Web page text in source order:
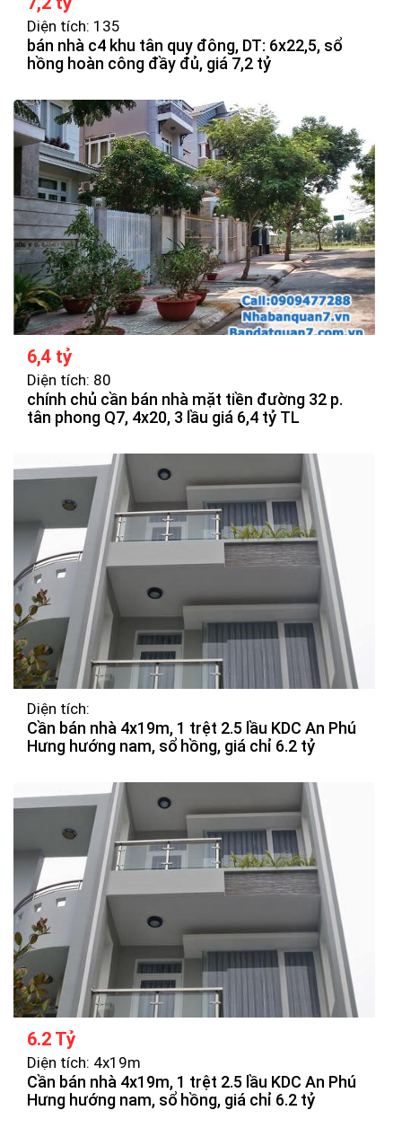
Diện tích: 135
bán nhà c4 khu tân quy đông, DT: 6x22,5, sổ
hồng hoàn công đầy đủ, giá 7,2 tỷ
6,4 tỷ
Diện tích: 80
chính chủ cần bán nhà mặt tiền đường 32 p.
tân phong Q7, 4x20, 3 lầu giá 6,4 tỷ TL
Diện tích:
Cần bán nhà 4x19m, 1 trệt 2.5 lầu KDC An Phú
Hưng hướng nam, sổ hồng, giá chỉ 6.2 tỷ
6.2 Tỷ
Diện tích: 4x19m
Cần bán nhà 4x19m, 1 trệt 2.5 lầu KDC An Phú
Hưng hướng nam, sổ hồng, giá chỉ 6.2 tỷ